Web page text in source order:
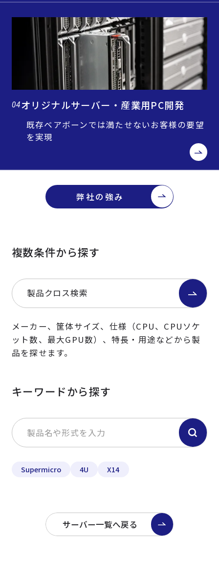
04オリジナルサーバー・産業用PC開発
既存ベアボーンでは満たせないお客様の要望
を実現
弊社の強み
複数条件から探す
製品クロス検索
メーカー、筐体サイズ、仕様（CPU、CPUソケ
ット数、最大GPU数）、特長・用途などから製
品を探せます。
キーワードから探す
Supermicro 4U X14
サーバー一覧へ戻る